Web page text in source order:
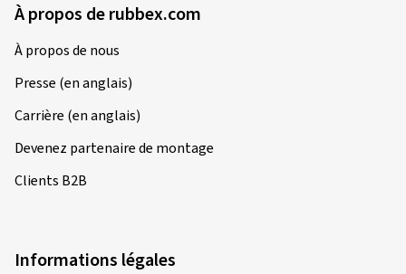
À propos de rubbex.com
À propos de nous
Presse (en anglais)
Carrière (en anglais)
Devenez partenaire de montage
Clients B2B
Informations légales